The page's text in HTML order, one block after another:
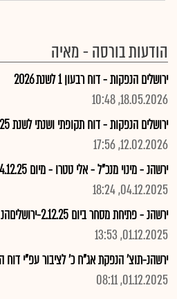
הודעות בורסה - מאיה
ירושלים הנפקות - דוח רבעון 1 לשנת 2026
18.05.2026, 10:48
ירושלים הנפקות - דוח תקופתי ושנתי לשנת 2025
12.02.2026, 17:56
ירשהנ - מינוי מנכ"ל - אלי טטרו - מיום 4.12.25
04.12.2025, 18:24
ירשהנ - פתיחת מסחר ביום 2.12.25-ירושליםהנ אגח כ
01.12.2025, 13:53
ירשהנ-תוצ' הנפקת אג"ח כ' לציבור עפ"י דוח ה.מדף
01.12.2025, 08:11